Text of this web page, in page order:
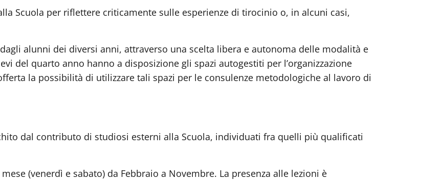
Scuola per riflettere criticamente sulle esperienze di tirocinio o, in alcuni casi,
alunni dei diversi anni, attraverso una scelta libera e autonoma delle modalità e
del quarto anno hanno a disposizione gli spazi autogestiti per l’organizzazione
la possibilità di utilizzare tali spazi per le consulenze metodologiche al lavoro di
dal contributo di studiosi esterni alla Scuola, individuati fra quelli più qualificati
(venerdì e sabato) da Febbraio a Novembre. La presenza alle lezioni è